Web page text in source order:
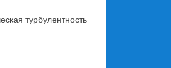
турбулентность